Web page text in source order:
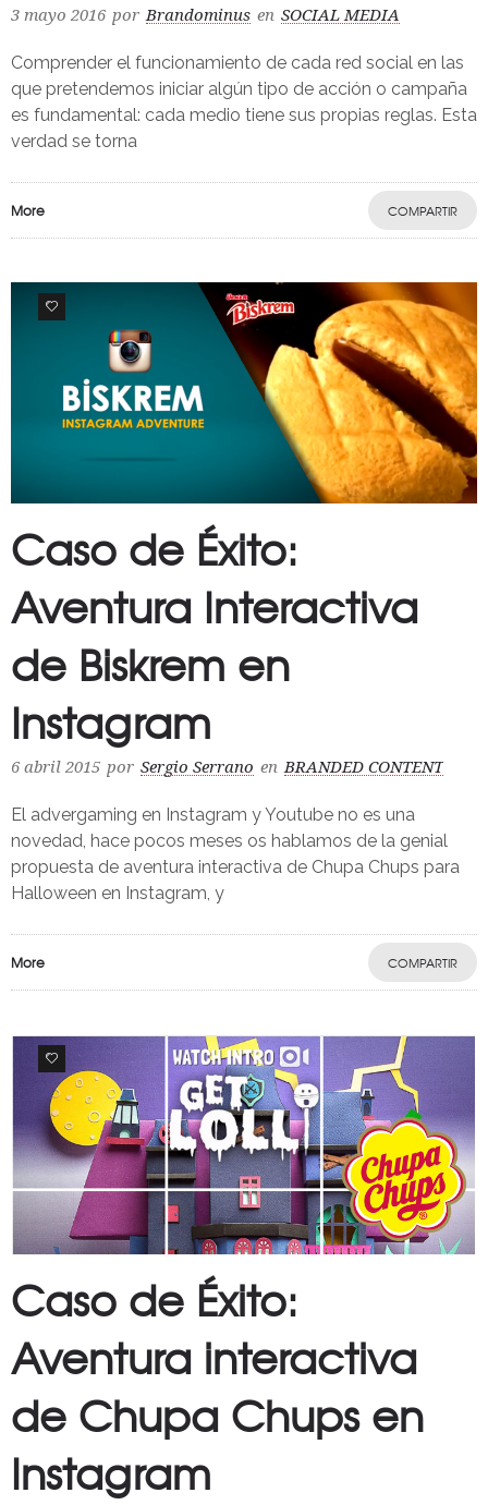
3 mayo 2016 por Brandominus en SOCIAL MEDIA
Comprender el funcionamiento de cada red social en las
que pretendemos iniciar algún tipo de acción o campaña
es fundamental: cada medio tiene sus propias reglas. Esta
verdad se torna
More COMPARTIR
0
Caso de Éxito:
Aventura Interactiva
de Biskrem en
Instagram
6 abril 2015 por Sergio Serrano en BRANDED CONTENT
El advergaming en Instagram y Youtube no es una
novedad, hace pocos meses os hablamos de la genial
propuesta de aventura interactiva de Chupa Chups para
Halloween en Instagram, y
More COMPARTIR
0
Caso de Éxito:
Aventura interactiva
de Chupa Chups en
Instagram